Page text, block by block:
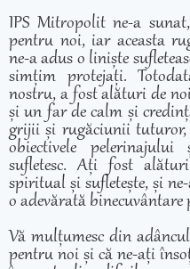
IPS Mitropolit ne-a
pentru noi, iar aceasta
ne-a adus o liniște
simțim protejați.
nostru, a fost alături de
și un far de calm și
grijii și rugăciunii
obiectivele
sufletesc. Ați fost
spiritual și sufletește, și
o adevărată
Vă mulțumesc din
pentru noi și că ne-ați